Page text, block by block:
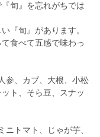
旬』を忘れがちでは
『旬』があります。
食べて五感で味わっ
参、カブ、大根、小松
ト、そら豆、スナッ
ニトマト、じゃが芋、